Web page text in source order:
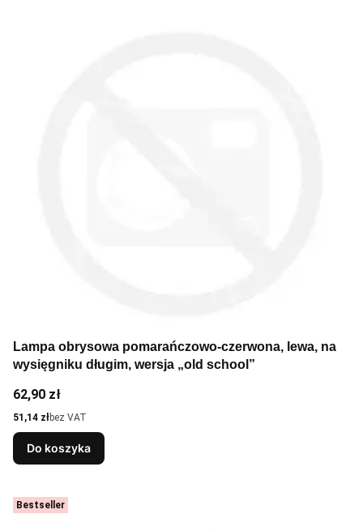
Lampa obrysowa pomarańczowo-czerwona, lewa, na
wysięgniku długim, wersja „old school”
Cena
62,90 zł
Cena
51,14 złbez VAT
Do koszyka
Bestseller